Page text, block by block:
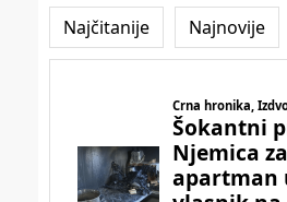
Najčitanije Najnovije